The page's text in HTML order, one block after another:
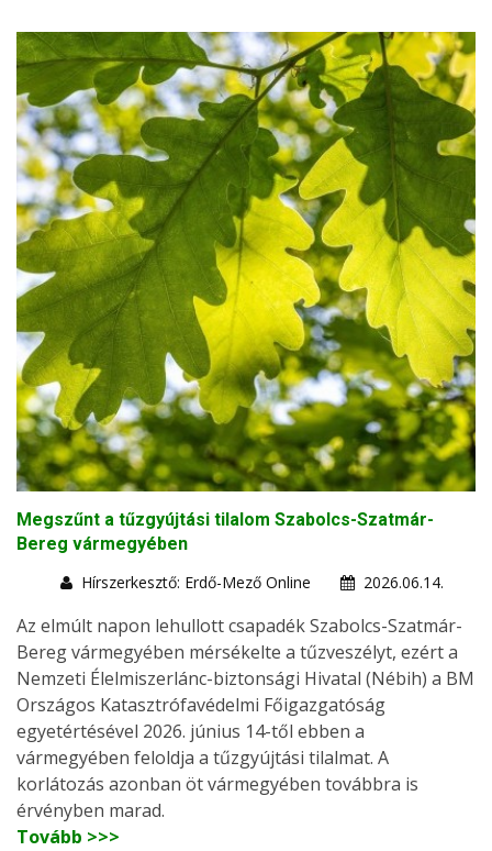
Megszűnt a tűzgyújtási tilalom Szabolcs-Szatmár-
Bereg vármegyében
Hírszerkesztő: Erdő-Mező Online
2026.06.14.
Az elmúlt napon lehullott csapadék Szabolcs-Szatmár-
Bereg vármegyében mérsékelte a tűzveszélyt, ezért a
Nemzeti Élelmiszerlánc-biztonsági Hivatal (Nébih) a BM
Országos Katasztrófavédelmi Főigazgatóság
egyetértésével 2026. június 14-től ebben a
vármegyében feloldja a tűzgyújtási tilalmat. A
korlátozás azonban öt vármegyében továbbra is
érvényben marad.
Tovább >>>